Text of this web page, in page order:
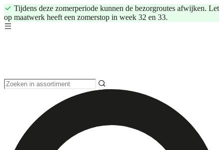
Tijdens deze zomerperiode kunnen de bezorgroutes afwijken. Let
op maatwerk heeft een zomerstop in week 32 en 33.